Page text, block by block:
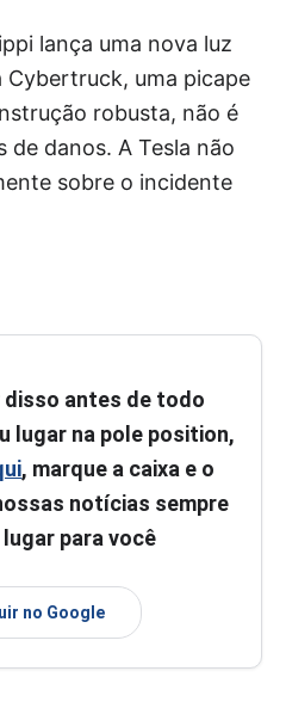
lança uma nova luz
Cybertruck, uma picape
robusta, não é
de danos. A Tesla não
sobre o incidente
disso antes de todo
lugar na pole position,
, marque a caixa e o
notícias sempre
para você
no Google